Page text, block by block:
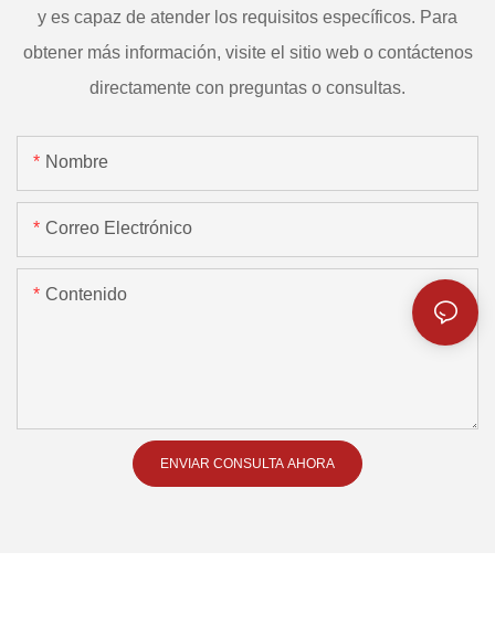
y es capaz de atender los requisitos específicos. Para
obtener más información, visite el sitio web o contáctenos
directamente con preguntas o consultas.
Nombre
Correo Electrónico
Contenido
ENVIAR CONSULTA AHORA